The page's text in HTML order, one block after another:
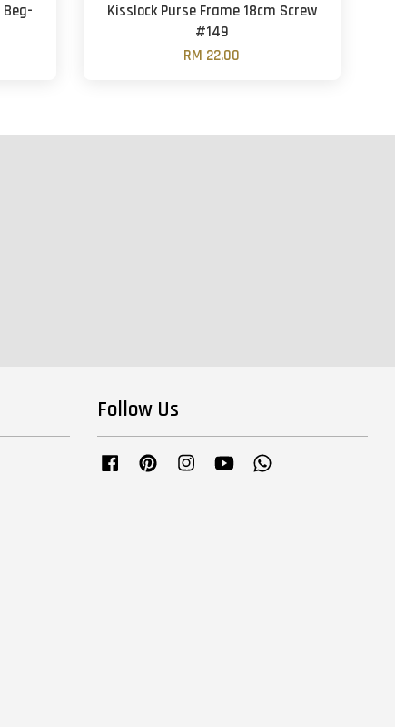
Kisslock Purse Frame 18cm Screw
#149
RM 22.00
Follow Us
Facebook Pinterest InstagramYouTube